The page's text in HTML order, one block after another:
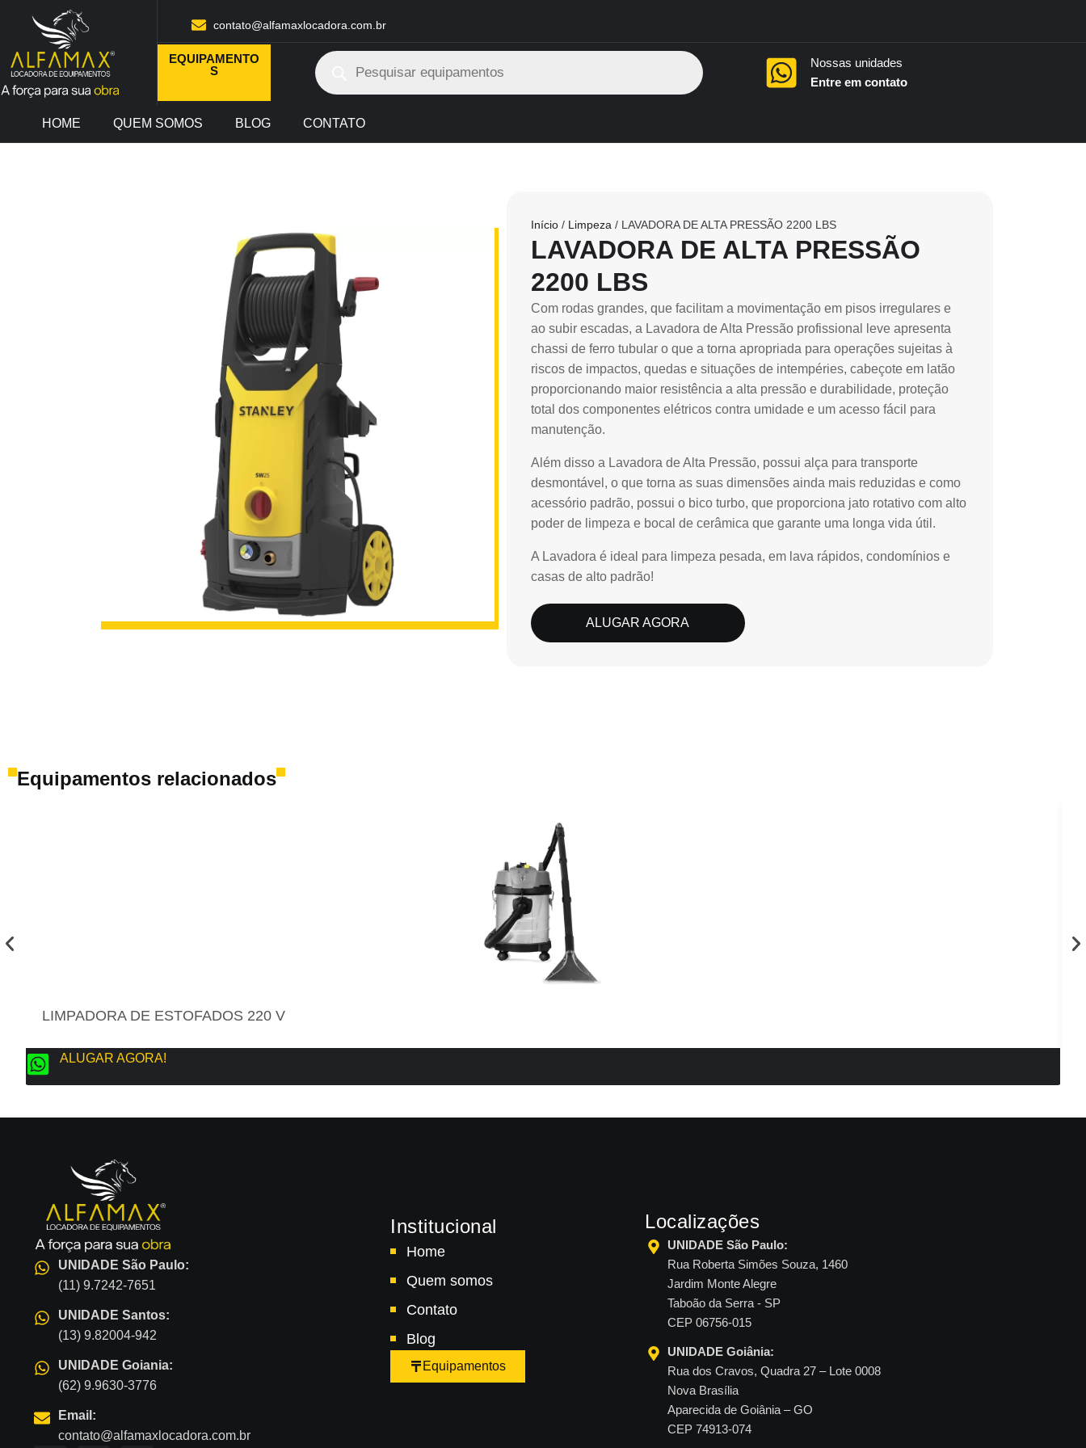
contato@alfamaxlocadora.com.br
Nossas unidades
Entre em contato
EQUIPAMENTO
S
HOME QUEM SOMOS BLOG CONTATO
LAVADORA DE ALTA PRESSÃO
2200 LBS
Com rodas grandes, que facilitam a movimentação em pisos irregulares e
ao subir escadas, a Lavadora de Alta Pressão profissional leve apresenta
chassi de ferro tubular o que a torna apropriada para operações sujeitas à
riscos de impactos, quedas e situações de intempéries, cabeçote em latão
proporcionando maior resistência a alta pressão e durabilidade, proteção
total dos componentes elétricos contra umidade e um acesso fácil para
manutenção.
Além disso a Lavadora de Alta Pressão, possui alça para transporte
desmontável, o que torna as suas dimensões ainda mais reduzidas e como
acessório padrão, possui o bico turbo, que proporciona jato rotativo com alto
poder de limpeza e bocal de cerâmica que garante uma longa vida útil.
A Lavadora é ideal para limpeza pesada, em lava rápidos, condomínios e
casas de alto padrão!
Início / Limpeza / LAVADORA DE ALTA PRESSÃO 2200 LBS
ALUGAR AGORA
LIMPADORA DE ESTOFADOS 220 V
ALUGAR AGORA!
Equipamentos relacionados
UNIDADE São Paulo:
(11) 9.7242-7651
UNIDADE Santos:
(13) 9.82004-942
UNIDADE Goiania:
(62) 9.9630-3776
Email:
contato@alfamaxlocadora.com.br
Institucional
Home
Quem somos
Contato
Blog
Equipamentos
Localizações
UNIDADE São Paulo:
Rua Roberta Simões Souza, 1460
Jardim Monte Alegre
Taboão da Serra - SP
CEP 06756-015
UNIDADE Goiânia:
Rua dos Cravos, Quadra 27 – Lote 0008
Nova Brasília
Aparecida de Goiânia – GO
CEP 74913-074